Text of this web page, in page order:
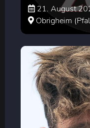
21. August
Obrigheim